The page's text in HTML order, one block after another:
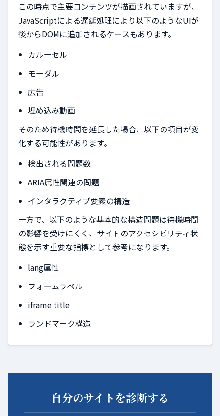
この時点で主要コンテンツが描画されていますが、
JavaScriptによる遅延処理により以下のようなUIが
後からDOMに追加されるケースもあります。
カルーセル
モーダル
広告
埋め込み動画
そのため待機時間を延長した場合、以下の項目が変
化する可能性があります。
検出される問題数
ARIA属性関連の問題
インタラクティブ要素の構造
一方で、以下のような基本的な構造問題は待機時間
の影響を受けにくく、サイトのアクセシビリティ状
態を示す重要な指標として参考になります。
lang属性
フォームラベル
iframe title
ランドマーク構造
自分のサイトを診断する